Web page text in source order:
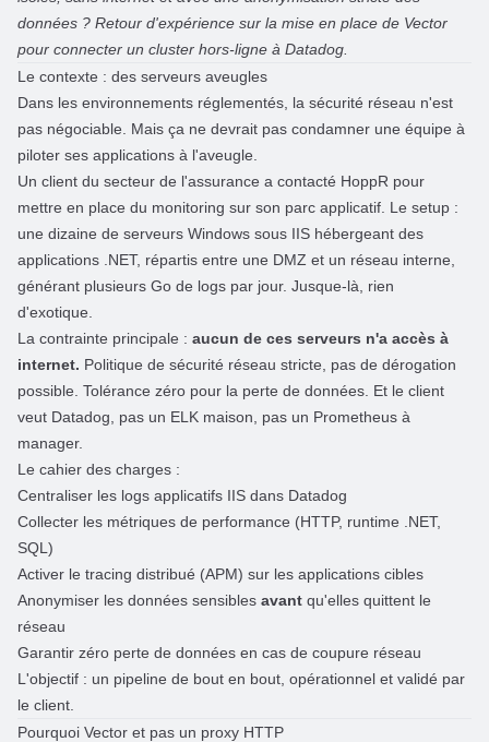
données ? Retour d'expérience sur la mise en place de Vector
pour connecter un cluster hors-ligne à Datadog.
Le contexte : des serveurs aveugles
Dans les environnements réglementés, la sécurité réseau n'est
pas négociable. Mais ça ne devrait pas condamner une équipe à
piloter ses applications à l'aveugle.
Un client du secteur de l'assurance a contacté HoppR pour
mettre en place du monitoring sur son parc applicatif. Le setup :
une dizaine de serveurs Windows sous IIS hébergeant des
applications .NET, répartis entre une DMZ et un réseau interne,
générant plusieurs Go de logs par jour. Jusque-là, rien
d'exotique.
La contrainte principale : aucun de ces serveurs n'a accès à
internet. Politique de sécurité réseau stricte, pas de dérogation
possible. Tolérance zéro pour la perte de données. Et le client
veut Datadog, pas un ELK maison, pas un Prometheus à
manager.
Le cahier des charges :
Centraliser les logs applicatifs IIS dans Datadog
Collecter les métriques de performance (HTTP, runtime .NET,
SQL)
Activer le tracing distribué (APM) sur les applications cibles
Anonymiser les données sensibles avant qu'elles quittent le
réseau
Garantir zéro perte de données en cas de coupure réseau
L'objectif : un pipeline de bout en bout, opérationnel et validé par
le client.
Pourquoi Vector et pas un proxy HTTP